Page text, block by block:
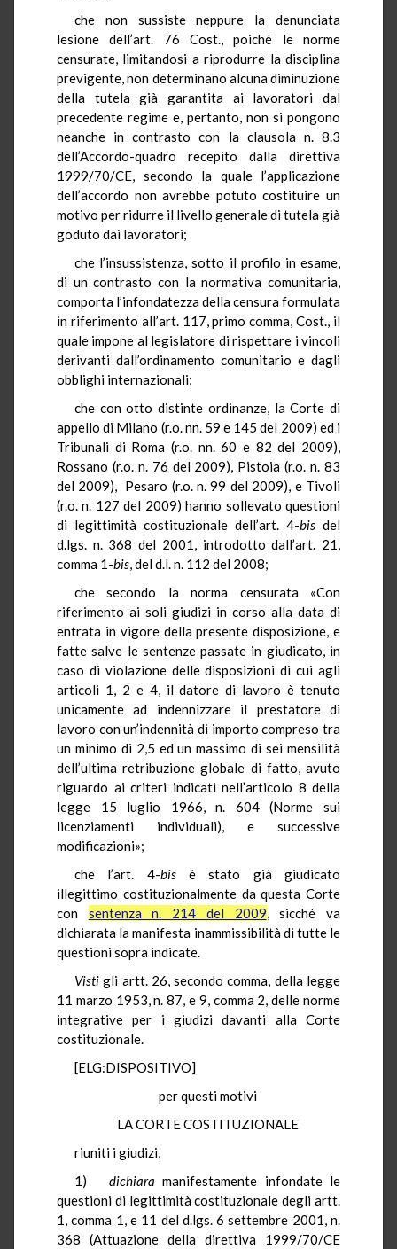
che non sussiste neppure la denunciata
lesione dell’art. 76 Cost., poiché le norme
censurate, limitandosi a riprodurre la disciplina
previgente, non determinano alcuna diminuzione
della tutela già garantita ai lavoratori dal
precedente regime e, pertanto, non si pongono
neanche in contrasto con la clausola n. 8.3
dell’Accordo-quadro recepito dalla direttiva
1999/70/CE, secondo la quale l’applicazione
dell’accordo non avrebbe potuto costituire un
motivo per ridurre il livello generale di tutela già
goduto dai lavoratori;
che l’insussistenza, sotto il profilo in esame,
di un contrasto con la normativa comunitaria,
comporta l’infondatezza della censura formulata
in riferimento all’art. 117, primo comma, Cost., il
quale impone al legislatore di rispettare i vincoli
derivanti dall’ordinamento comunitario e dagli
obblighi internazionali;
che con otto distinte ordinanze, la Corte di
appello di Milano (r.o. nn. 59 e 145 del 2009) ed i
Tribunali di Roma (r.o. nn. 60 e 82 del 2009),
Rossano (r.o. n. 76 del 2009), Pistoia (r.o. n. 83
del 2009), Pesaro (r.o. n. 99 del 2009), e Tivoli
(r.o. n. 127 del 2009) hanno sollevato questioni
di legittimità costituzionale dell’art. 4-bis del
d.lgs. n. 368 del 2001, introdotto dall’art. 21,
comma 1-bis, del d.l. n. 112 del 2008;
che secondo la norma censurata «Con
riferimento ai soli giudizi in corso alla data di
entrata in vigore della presente disposizione, e
fatte salve le sentenze passate in giudicato, in
caso di violazione delle disposizioni di cui agli
articoli 1, 2 e 4, il datore di lavoro è tenuto
unicamente ad indennizzare il prestatore di
lavoro con un’indennità di importo compreso tra
un minimo di 2,5 ed un massimo di sei mensilità
dell’ultima retribuzione globale di fatto, avuto
riguardo ai criteri indicati nell’articolo 8 della
legge 15 luglio 1966, n. 604 (Norme sui
licenziamenti individuali), e successive
modificazioni»;
che l’art. 4-bisè stato già giudicato
illegittimo costituzionalmente da questa Corte
con sentenza n. 214 del 2009, sicché va
dichiarata la manifesta inammissibilità di tutte le
questioni sopra indicate.
Visti gli artt. 26, secondo comma, della legge
11 marzo 1953, n. 87, e 9, comma 2, delle norme
integrative per i giudizi davanti alla Corte
costituzionale.
[ELG:DISPOSITIVO]
per questi motivi
LA CORTE COSTITUZIONALE
riuniti i giudizi,
1) dichiara manifestamente infondate le
questioni di legittimità costituzionale degli artt.
1, comma 1, e 11 del d.lgs. 6 settembre 2001, n.
368 (Attuazione della direttiva 1999/70/CE